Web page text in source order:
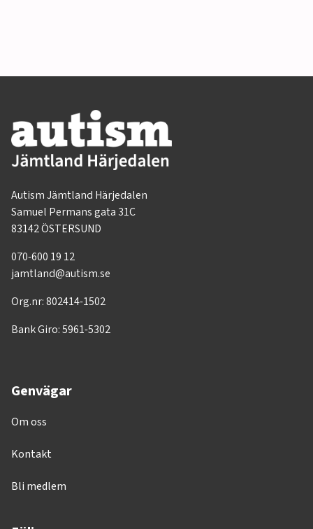
Autism Jämtland Härjedalen
Samuel Permans gata 31C
83142 ÖSTERSUND
070-600 19 12
jamtland@autism.se
Org.nr: 802414-1502
Bank Giro: 5961-5302
Genvägar
Om oss
Kontakt
Bli medlem